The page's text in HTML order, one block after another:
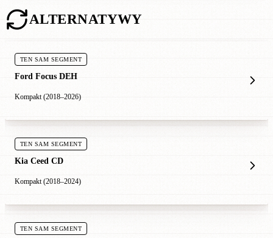
ALTERNATYWY
TEN SAM SEGMENT
Ford Focus DEH
Kompakt (2018–2026)
TEN SAM SEGMENT
Kia Ceed CD
Kompakt (2018–2024)
TEN SAM SEGMENT